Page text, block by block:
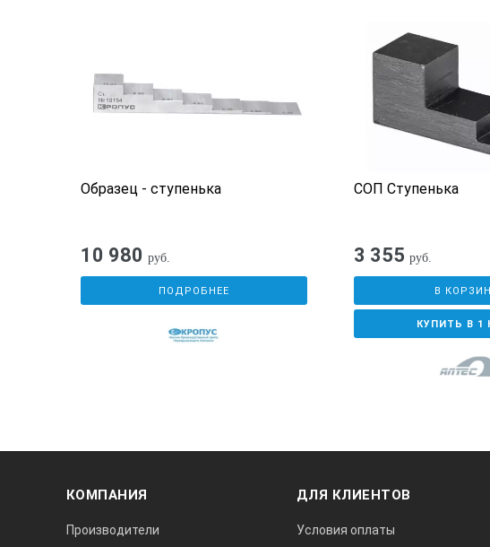
Паспорт, документ о
Цена на трубный настроечный
«зарубка» может измениться если:
1. Диаметр образца превышает 273 мм и толщина
3. Материал образца 12Х18Н10Т или 08Х18Н10Т
Образец - ступенька
10 980 руб.
ПОДРОБНЕЕ
СОП Ступенька
3 355 руб.
В
КУПИТЬ В 1
КОМПАНИЯ
Производители
ДЛЯ КЛИЕНТОВ
Условия оплаты